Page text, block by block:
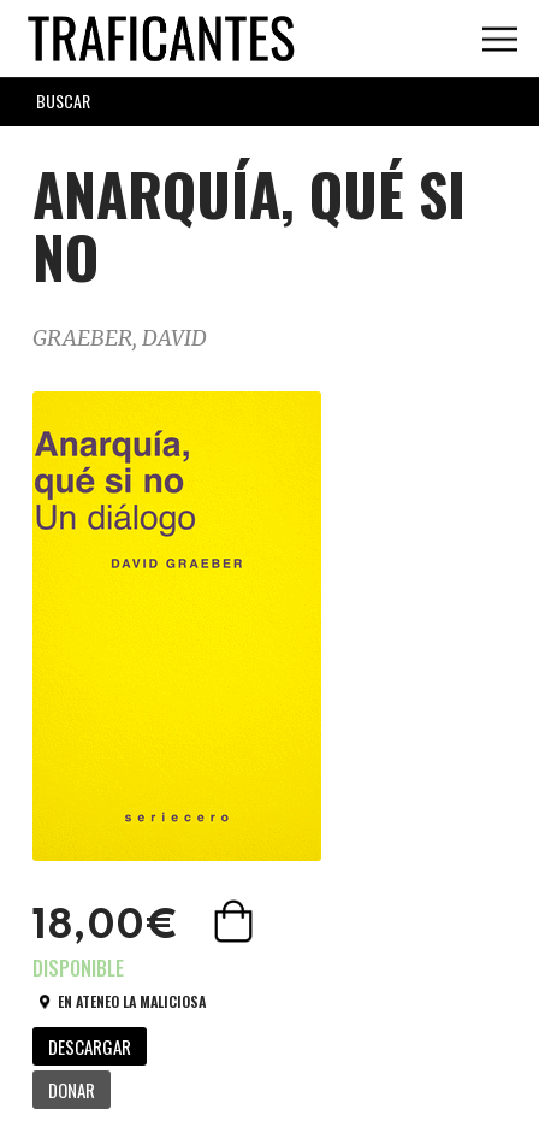
Skip
main
content
SEARCH
FORM
ANARQUÍA, QUÉ SI
NO
GRAEBER, DAVID
18,00€
EN ATENEO LA MALICIOSA
DESCARGAR
DONAR